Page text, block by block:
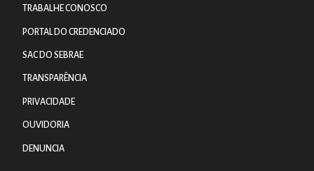
TRABALHE CONOSCO
PORTAL DO CREDENCIADO
SAC DO SEBRAE
TRANSPARÊNCIA
PRIVACIDADE
OUVIDORIA
DENUNCIA